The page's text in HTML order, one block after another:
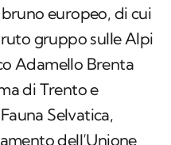
europeo, di cui
gruppo sulle Alpi
Adamello Brenta
di Trento e
Selvatica,
dell’Unione